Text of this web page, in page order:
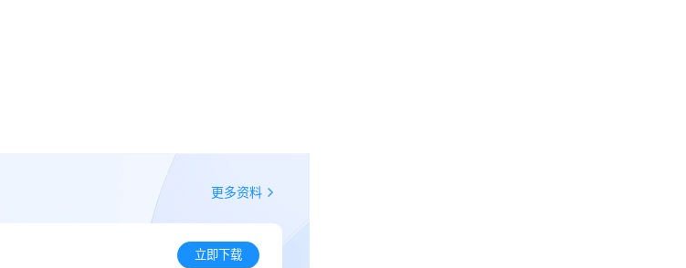
更多资料
立即下载